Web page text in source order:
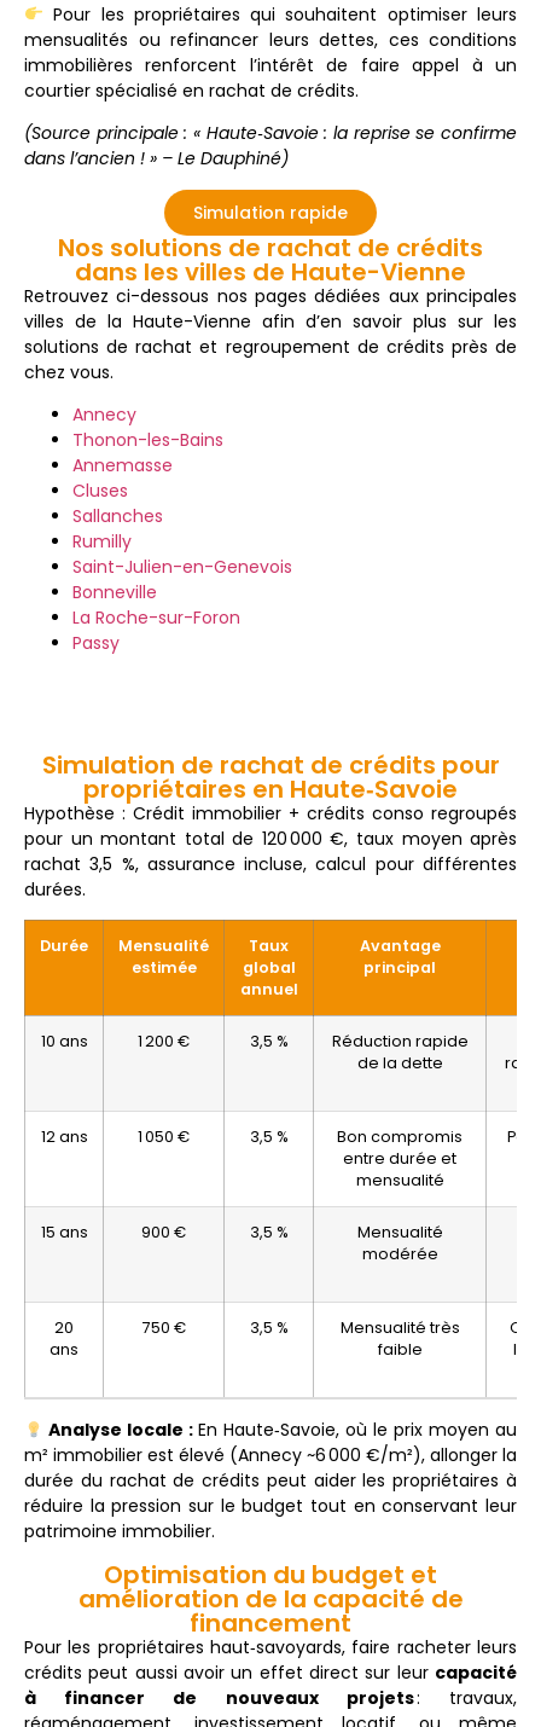
Pour les propriétairesquisouhaitent optimiserleurs
mensualités ou refinancer leurs dettes, ces conditions
immobilièresrenforcent l’intérêtde faireappel àun
courtier spécialisé en rachat de crédits.
(Source principale : « Haute‑Savoie :la repriseseconfirme
dans l’ancien ! » – Le Dauphiné)
Simulation rapide
Nos solutions de rachat de crédits
dans les villes de Haute-Vienne
Retrouvezci-dessous nospagesdédiées auxprincipales
villes de la Haute-Vienne afin d’en savoir plus sur les
solutionsderachatet regroupement de crédits près de
chez vous.
Annecy
Thonon-les-Bains
Annemasse
Cluses
Sallanches
Rumilly
Saint-Julien-en-Genevois
Bonneville
La Roche-sur-Foron
Passy
Simulation de rachat de crédits pour
propriétaires en Haute‑Savoie
Hypothèse : Crédit immobilier + crédits conso regroupés
pour unmontant totalde 120 000 €, taux moyenaprès
rachat3,5 %, assuranceincluse,calcul pourdifférentes
durées.
Durée
Mensualité
estimée
Taux
global
annuel
Avantage
principal
10 ans 1 200 € 3,5 %
Réduction rapide
de la dette
12 ans 1 050 € 3,5 %
Bon compromis
entre durée et
mensualité
15 ans 900 € 3,5 %
Mensualité
modérée
20
ans
750 € 3,5 %
Mensualité très
faible
Analyse locale : En Haute‑Savoie,oùleprixmoyenau
m² immobilier est élevé (Annecy ~6 000 €/m²), allonger la
durée du rachatdecrédits peut aiderlespropriétairesà
réduire lapressionsur lebudget tout enconservantleur
patrimoine immobilier.
Optimisation du budget et
amélioration de la capacité de
financement
Pourles propriétaireshaut‑savoyards, faire racheterleurs
créditspeut aussiavoirun effetdirectsur leur capacité
à financer de nouveaux projets: travaux,